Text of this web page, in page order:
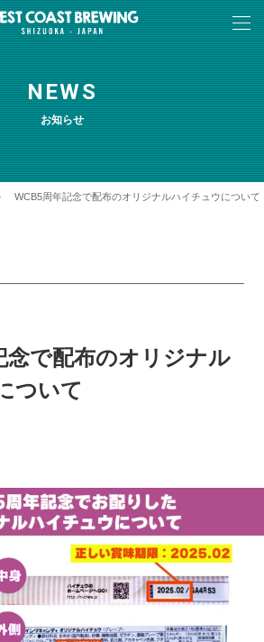
NEWS
お知らせ
WCB5周年記念で配布のオリジナルハイチュウについて
念で配布のオリジナル
ついて